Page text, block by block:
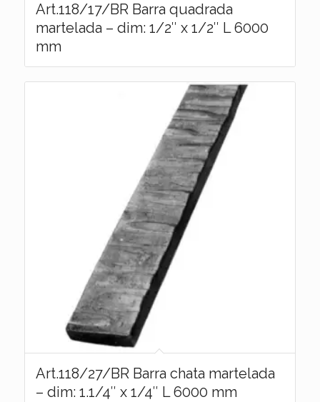
Art.118/17/BR Barra quadrada
martelada – dim: 1/2″ x 1/2″ L 6000
mm
Art.118/27/BR Barra chata martelada
– dim: 1.1/4″ x 1/4″ L 6000 mm